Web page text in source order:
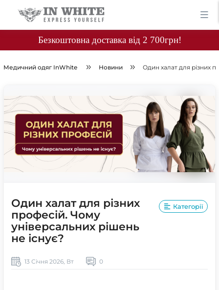
Безкоштовна доставка від 2 700грн!
Медичний одяг InWhite Новини Один халат для різних
Один халат для різних
професій. Чому
універсальних рішень
не існує?
Категорії
13 Січня 2026, Вт 0